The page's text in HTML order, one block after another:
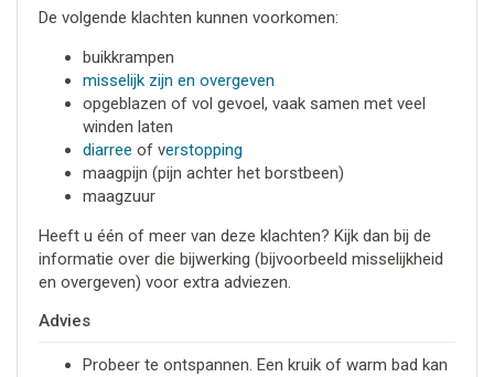
De volgende klachten kunnen voorkomen:
buikkrampen
misselijk zijn en overgeven
opgeblazen of vol gevoel, vaak samen met veel
winden laten
diarree of verstopping
maagpijn (pijn achter het borstbeen)
maagzuur
Heeft u één of meer van deze klachten? Kijk dan bij de
informatie over die bijwerking (bijvoorbeeld misselijkheid
en overgeven) voor extra adviezen.
Advies
Probeer te ontspannen. Een kruik of warm bad kan